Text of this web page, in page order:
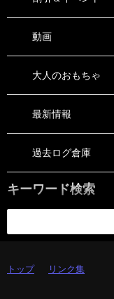
動画
大人のおもちゃ
最新情報
過去ログ倉庫
キーワード検索
トップ リンク集